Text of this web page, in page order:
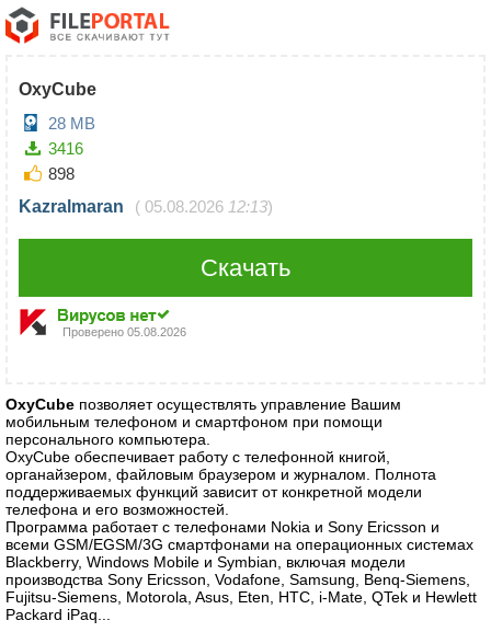
OxyCube
28 MB
3416
898
Kazralmaran
( 05.08.2026 12:13)
Скачать
Проверено 05.08.2026
OxyCube позволяет осуществлять управление Вашим
мобильным телефоном и смартфоном при помощи
персонального компьютера.
OxyCube обеспечивает работу с телефонной книгой,
органайзером, файловым браузером и журналом. Полнота
поддерживаемых функций зависит от конкретной модели
телефона и его возможностей.
Программа работает с телефонами Nokia и Sony Ericsson и
всеми GSM/EGSM/3G смартфонами на операционных системах
Blackberry, Windows Mobile и Symbian, включая модели
производства Sony Ericsson, Vodafone, Samsung, Benq-Siemens,
Fujitsu-Siemens, Motorola, Asus, Eten, HTC, i-Mate, QTek и Hewlett
Packard iPaq...